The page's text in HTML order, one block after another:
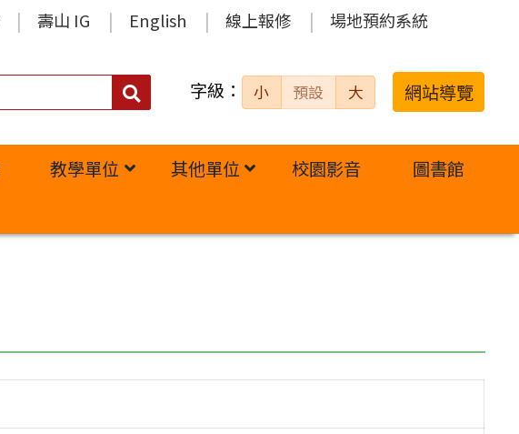
壽山 IG English 線上報修 場地預約系統
搜
字級： 小 預設 大 網站導覽
教學單位 其他單位 校園影音
圖書館